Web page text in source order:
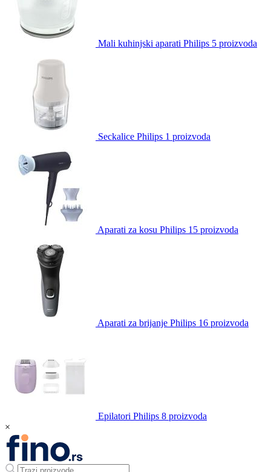
Mali kuhinjski aparati Philips 5 proizvoda
Seckalice Philips 1 proizvoda
Aparati za kosu Philips 15 proizvoda
Aparati za brijanje Philips 16 proizvoda
Epilatori Philips 8 proizvoda
×